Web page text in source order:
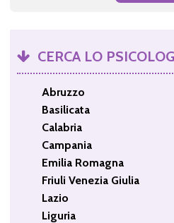
CERCA LO
Abruzzo
Basilicata
Calabria
Campania
Emilia Romagna
Friuli Venezia Giulia
Lazio
Liguria